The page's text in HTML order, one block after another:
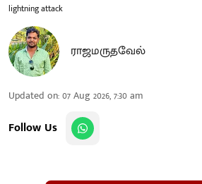
lightning attack
ராஜமருதவேல்
Updated on:07 Aug 2026, 7:30 am
Follow Us